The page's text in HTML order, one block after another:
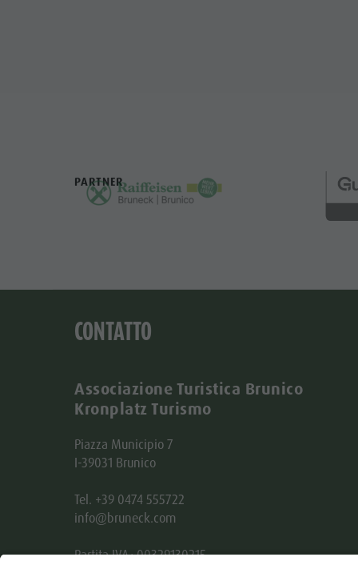
PARTNER
CONTATTO
Associazione Turistica Brunico
Kronplatz Turismo
Piazza Municipio 7
I-39031 Brunico
Tel. +39 0474 555722
info@bruneck.com
Partita IVA: 00329130215